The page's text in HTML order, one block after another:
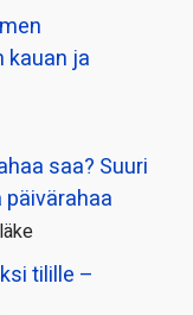
kauan ja
saa? Suuri
tilille –